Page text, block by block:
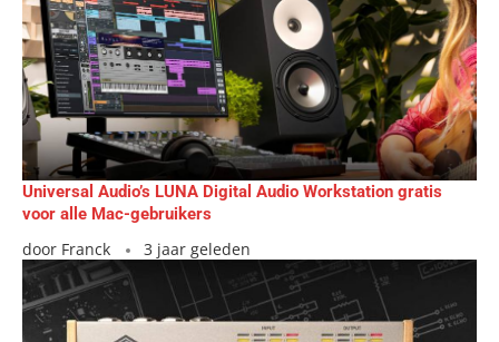
Universal Audio’s LUNA Digital Audio Workstation gratis
voor alle Mac-gebruikers
door Franck 3 jaar geleden